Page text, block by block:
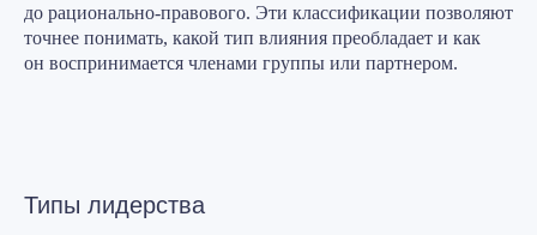
до рационально-правового. Эти классификации позволяют
точнее понимать, какой тип влияния преобладает и как
он воспринимается членами группы или партнером.
Типы лидерства